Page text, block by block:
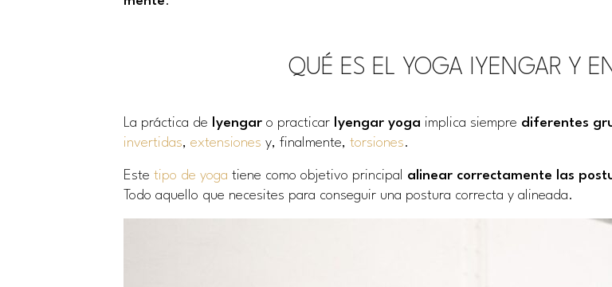
QUÉ ES EL YOGA IYENGAR Y
La práctica de Iyengaro practicar Iyengar yoga implica siempre diferentes
invertidas, extensiones y, finalmente, torsiones.
Este tipo de yoga tiene como objetivo principal alinear correctamente las
Todo aquello que necesites para conseguir una postura correcta y alineada.